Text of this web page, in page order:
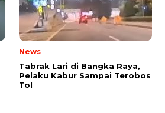
News
Tabrak Lari di Bangka Raya,
Pelaku Kabur Sampai Terobos
Tol